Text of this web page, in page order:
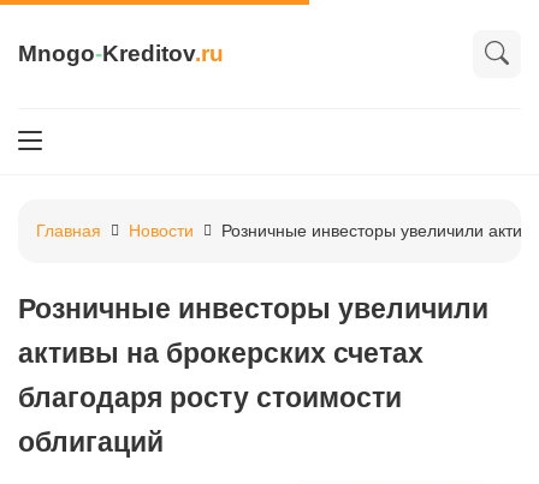
Mnogo-Kreditov.ru
Главная Новости Розничные инвесторы увеличили
Розничные инвесторы увеличили
активы на брокерских счетах
благодаря росту стоимости
облигаций